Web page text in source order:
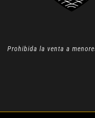
Prohibida la venta a